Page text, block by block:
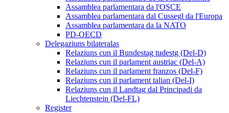
Assamblea parlamentara da l'OSCE
Assamblea parlamentara dal Cussegl da l'Europa
Assamblea parlamentara da la NATO
PD-OECD
Delegaziuns bilateralas
Relaziuns cun il Bundestag tudestg (Del-D)
Relaziuns cun il parlament austriac (Del-A)
Relaziuns cun il parlament franzos (Del-F)
Relaziuns cun il parlament talian (Del-I)
Relaziuns cun il Landtag dal Principadi da
Liechtenstein (Del-FL)
Register